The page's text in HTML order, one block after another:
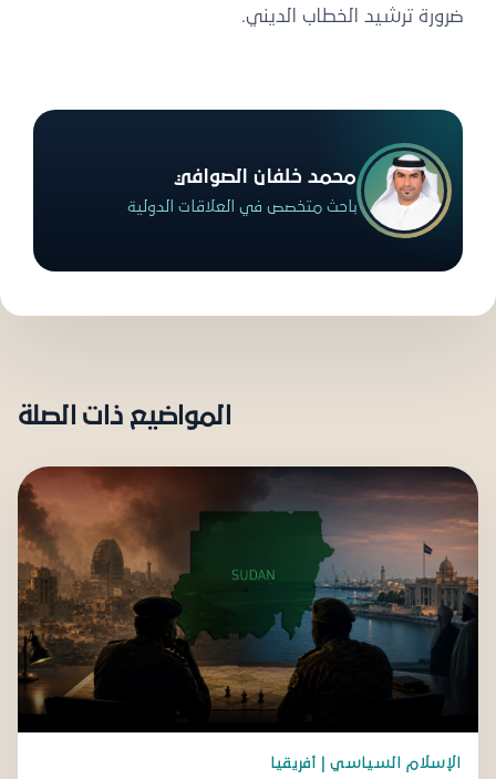
ضرورة ترشيد الخطاب الديني.
محمد خلفان الصوافي
باحث متخصص في العلاقات الدولية
المواضيع ذات الصلة
الإسلام السياسي | أفريقيا